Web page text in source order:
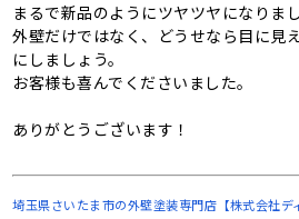
まるで新品のようにツヤツヤになりま
外壁だけではなく、どうせなら目に見
にしましょう。
お客様も喜んでくださいました。
ありがとうございます！
埼玉県さいたま市の外壁塗装専門店【株式会社デ